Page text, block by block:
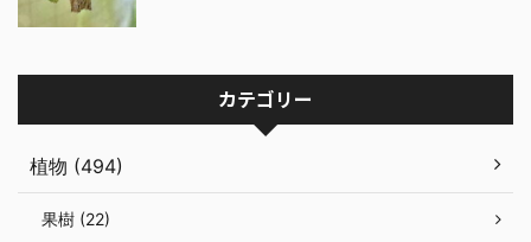
カテゴリー
植物 (494)
果樹 (22)